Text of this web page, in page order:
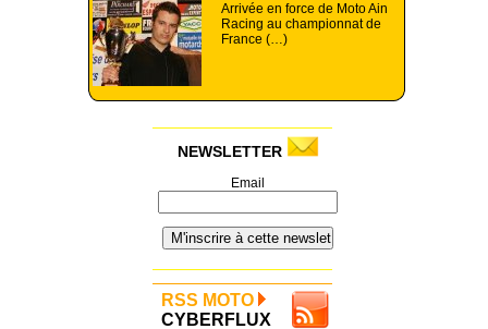
Arrivée en force de Moto Ain
Racing au championnat de
France (…)
NEWSLETTER
Email
RSS MOTO
CYBERFLUX